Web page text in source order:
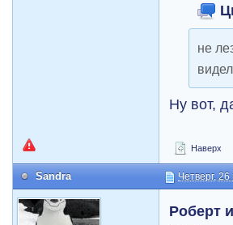
не
Ну вот,
Наверх
Sandra Четверг,
Роберт